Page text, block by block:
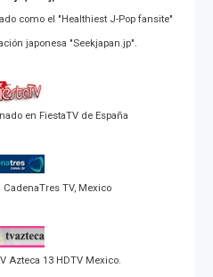
como el "Healthiest J-Pop fansite"
japonesa "Seekjapan.jp".
en FiestaTV de España
TV, Mexico
Azteca 13 HDTV Mexico.